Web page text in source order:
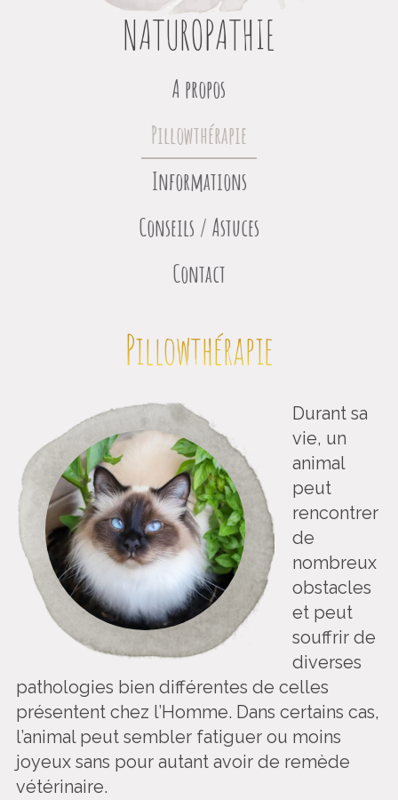
NATUROPATHIE
A propos
Pillowthérapie
Informations
Conseils / Astuces
Contact
Pillowthérapie
Durant sa
vie, un
animal
peut
rencontrer
de
nombreux
obstacles
et peut
souffrir de
diverses
pathologies bien différentes de celles
présentent chez l’Homme. Dans certains cas,
l’animal peut sembler fatiguer ou moins
joyeux sans pour autant avoir de remède
vétérinaire.